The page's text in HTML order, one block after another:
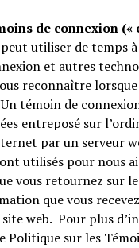
de connexion («
utiliser de temps
et autres
reconnaître
témoin de
entreposé sur
par un serveur
utilisés pour nous
vous retournez sur
que vous
web. Pour plus
Politique sur les